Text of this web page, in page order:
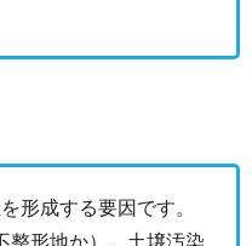
形成する要因です。